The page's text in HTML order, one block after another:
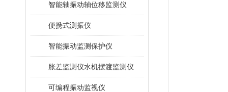
智能轴振动轴位移监测仪
便携式测振仪
智能振动监测保护仪
胀差监测仪水机摆渡监测仪
可编程振动监视仪